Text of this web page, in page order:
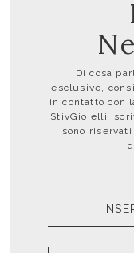
Di cosa
esclusive,
in contatto con
StivGioielli
sono